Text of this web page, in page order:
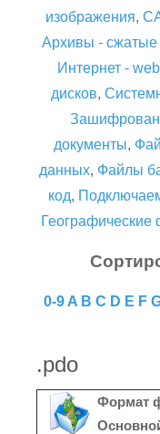
изображения,
Архивы -
Интернет -
дисков,
документы,
данных, Файлы
код,
0-9 A B C D E F
.pdo
Формат